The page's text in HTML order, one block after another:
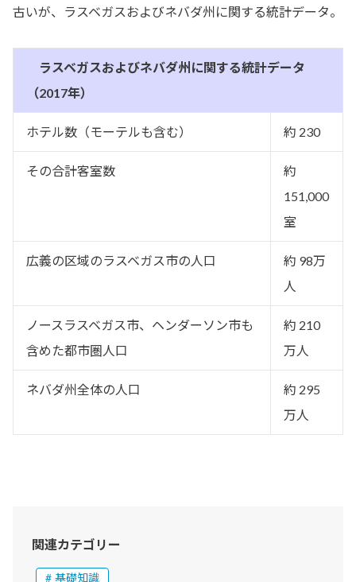
古いが、ラスベガスおよびネバダ州に関する統計データ。
ラスベガスおよびネバダ州に関する統計データ
（2017年）
ホテル数（モーテルも含む） 約 230
その合計客室数
約
151,000
室
広義の区域のラスベガス市の人口
約 98万
人
ノースラスベガス市、ヘンダーソン市も
含めた都市圏人口
約 210
万人
ネバダ州全体の人口
約 295
万人
関連カテゴリー
基礎知識